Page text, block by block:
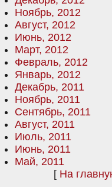
Ноябрь, 2012
Август, 2012
Июнь, 2012
Март, 2012
Февраль, 2012
Январь, 2012
Декабрь, 2011
Ноябрь, 2011
Сентябрь, 2011
Август, 2011
Июль, 2011
Июнь, 2011
Май, 2011
[ На